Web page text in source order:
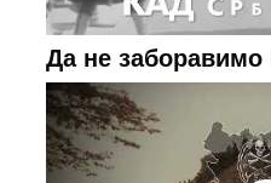
Да не